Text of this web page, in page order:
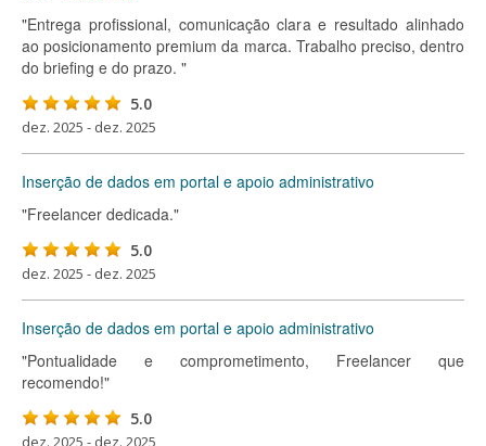
"Entrega profissional, comunicação clara e resultado alinhado
ao posicionamento premium da marca. Trabalho preciso, dentro
do briefing e do prazo. "
5.0
dez. 2025 - dez. 2025
Inserção de dados em portal e apoio administrativo
"Freelancer dedicada."
5.0
dez. 2025 - dez. 2025
Inserção de dados em portal e apoio administrativo
"Pontualidade e comprometimento, Freelancer que
recomendo!"
5.0
dez. 2025 - dez. 2025